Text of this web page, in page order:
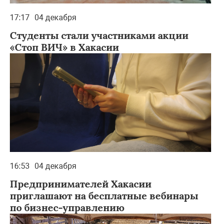
17:17 04 декабря
Студенты стали участниками акции
«Стоп ВИЧ» в Хакасии
16:53 04 декабря
Предпринимателей Хакасии
приглашают на бесплатные вебинары
по бизнес-управлению